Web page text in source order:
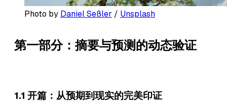
Photo by Daniel Seßler / Unsplash
第一部分：摘要与预测的动态验证
1.1 开篇：从预期到现实的完美印证